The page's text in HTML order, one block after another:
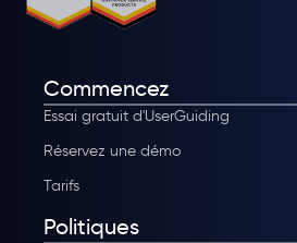
Commencez
Essai gratuit d'UserGuiding
Réservez une démo
Tarifs
Politiques